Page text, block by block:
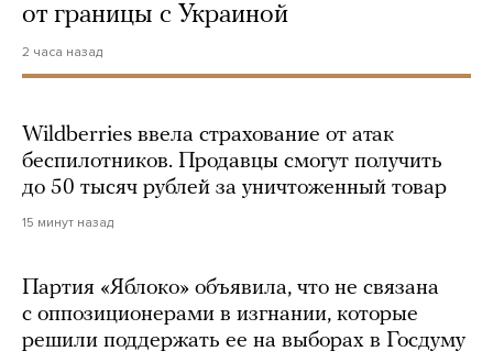
от границы с Украиной
2 часа назад
Wildberries ввела страхование от атак
беспилотников. Продавцы смогут получить
до 50 тысяч рублей за уничтоженный товар
15 минут назад
Партия «Яблоко» объявила, что не связана
с оппозиционерами в изгнании, которые
решили поддержать ее на выборах в Госдуму